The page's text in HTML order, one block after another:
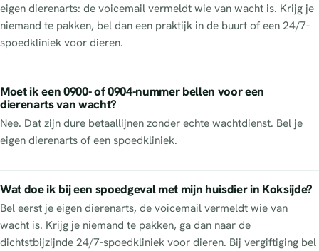
eigen dierenarts: de voicemail vermeldt wie van wacht is. Krijg je
niemand te pakken, bel dan een praktijk in de buurt of een 24/7-
spoedkliniek voor dieren.
Moet ik een 0900- of 0904-nummer bellen voor een
dierenarts van wacht?
Nee. Dat zijn dure betaallijnen zonder echte wachtdienst. Bel je
eigen dierenarts of een spoedkliniek.
Wat doe ik bij een spoedgeval met mijn huisdier in Koksijde?
Bel eerst je eigen dierenarts, de voicemail vermeldt wie van
wacht is. Krijg je niemand te pakken, ga dan naar de
dichtstbijzijnde 24/7-spoedkliniek voor dieren. Bij vergiftiging bel